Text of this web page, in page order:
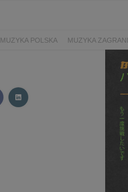
MUZYKA POLSKA MUZYKA